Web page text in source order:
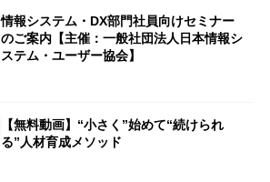
情報システム・DX部門社員向けセミナー
のご案内【主催：一般社団法人日本情報シ
ステム・ユーザー協会】
【無料動画】“小さく”始めて“続けられ
る”人材育成メソッド